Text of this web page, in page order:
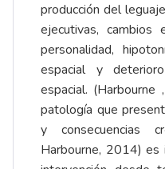
producción del
ejecutivas, cambios
personalidad,
espacial y
espacial.
patología que
y consecuencias
Harbourne, 2014) es